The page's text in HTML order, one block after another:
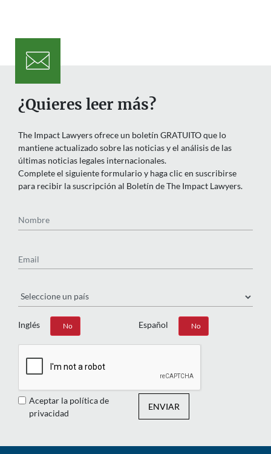
¿Quieres leer más?
The Impact Lawyers ofrece un boletín GRATUITO que lo
mantiene actualizado sobre las noticias y el análisis de las
últimas noticias legales internacionales.
Complete el siguiente formulario y haga clic en suscribirse
para recibir la suscripción al Boletín de The Impact Lawyers.
Inglés
Sí No Español
Sí No
Aceptar la política de
privacidad
ENVIAR